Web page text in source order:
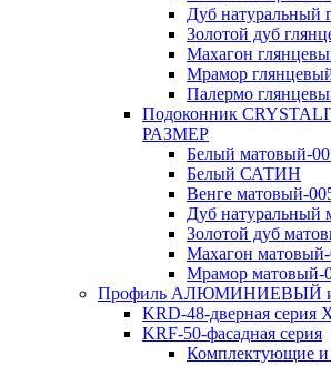
Дуб натуральный
Золотой дуб
Махагон
Мрамор
Палермо
Подоконник
РАЗМЕР
Белый матовый-
Белый САТИН
Венге матовый-
Дуб натуральный
Золотой дуб
Махагон
Мрамор матовый-
Профиль АЛЮМИНИЕВЫЙ и
KRD-48-дверная
KRF-50-фасадная серия
Комплектующие и